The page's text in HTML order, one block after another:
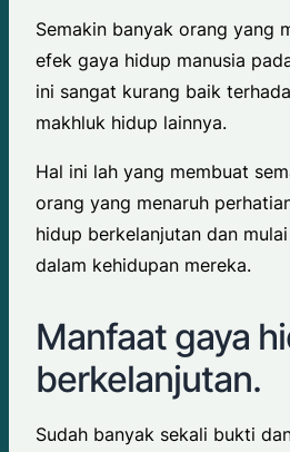
Semakin banyak orang yang
efek gaya hidup manusia
ini sangat kurang baik
makhluk hidup lainnya.
Hal ini lah yang membuat
orang yang menaruh
hidup berkelanjutan dan
dalam kehidupan mereka.
Manfaat gaya
berkelanjutan.
Sudah banyak sekali bukti